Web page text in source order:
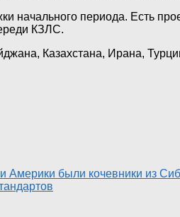
начального периода. Есть
КЗЛС.
Казахстана, Ирана,
Америки были кочевники из